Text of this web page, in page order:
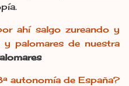
ahí salgo zureando y
palomares de nuestra
autonomía de España?